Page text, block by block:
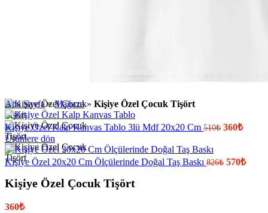
Ana Sayfa»Mağaza» Kişiye Özel Çocuk Tişört
Kişiye Özel Kalp Kanvas Tablo 3lü Mdf 20x20 Cm 510₺ 360₺
Ürünlere dön
Kişiye Özel 20x20 Cm Ölçülerinde Doğal Taş Baskı 826₺ 570₺
Kişiye Özel Çocuk Tişört
360₺